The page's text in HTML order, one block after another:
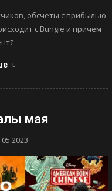
обсчеты с прибылью
с Bungie и причем
мая